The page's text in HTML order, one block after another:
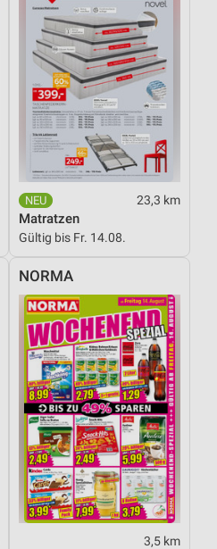
23,3 km
Matratzen
Gültig bis Fr. 14.08.
NORMA
3,5 km